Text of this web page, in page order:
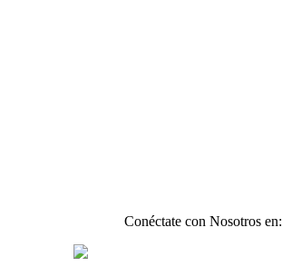
Conéctate con Nosotros en: